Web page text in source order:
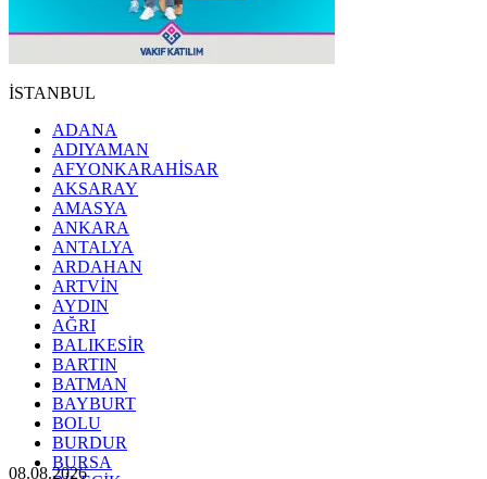
İSTANBUL
ADANA
ADIYAMAN
AFYONKARAHİSAR
AKSARAY
AMASYA
ANKARA
ANTALYA
ARDAHAN
ARTVİN
AYDIN
AĞRI
BALIKESİR
BARTIN
BATMAN
BAYBURT
BOLU
BURDUR
BURSA
08.08.2026